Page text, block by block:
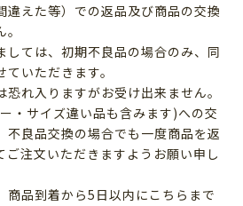
違えた等）での返品及び商品の交換
しては、初期不良品の場合のみ、同
いただきます。
れ入りますがお受け出来ません。
・サイズ違い品も含みます)への交
不良品交換の場合でも一度商品を返
ご注文いただきますようお願い申し
商品到着から5日以内にこちらまで